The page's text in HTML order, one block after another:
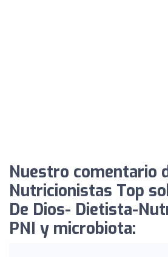
Nuestro comentario
Nutricionistas Top
De Dios- Dietista-
PNI y microbiota: